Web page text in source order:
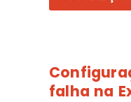
falha na